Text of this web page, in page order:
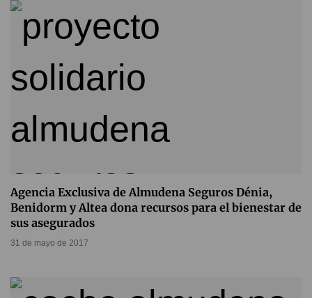
Agencia Exclusiva de Almudena Seguros Dénia,
Benidorm y Altea dona recursos para el bienestar de
sus asegurados
31 de mayo de 2017